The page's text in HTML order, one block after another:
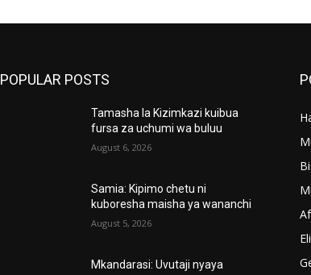
POPULAR POSTS
Tamasha la Kizimkazi kuibua
fursa za uchumi wa buluu
August 6, 2026
Samia: Kipimo chetu ni
kuboresha maisha ya wananchi
August 5, 2026
Mkandarasi: Uvutaji nyaya